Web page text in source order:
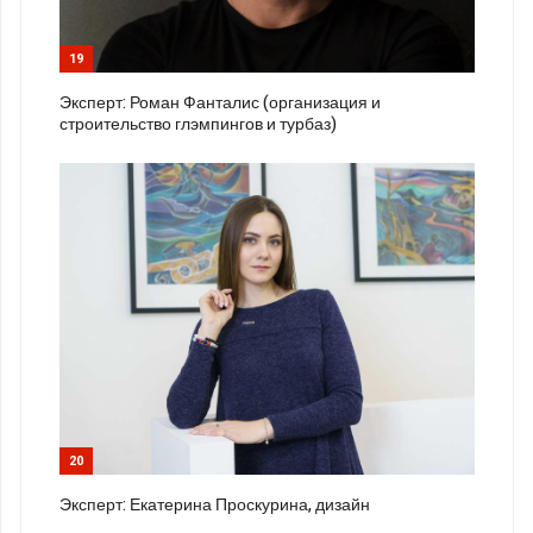
19
Эксперт: Роман Фанталис (организация и
строительство глэмпингов и турбаз)
20
Эксперт: Екатерина Проскурина, дизайн